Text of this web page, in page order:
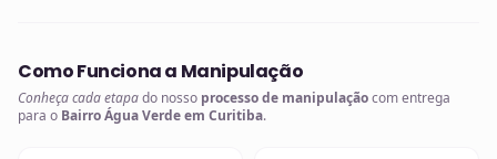
Como Funciona a Manipulação
Conheça cada etapado nosso processo de manipulaçãocom entrega
para o Bairro Água Verde em Curitiba.